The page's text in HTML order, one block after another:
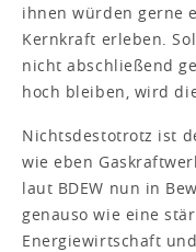
ihnen würden gerne
Kernkraft erleben.
nicht abschließend
hoch bleiben, wird
Nichtsdestotrotz ist
wie eben
laut BDEW nun in
genauso wie eine
Energiewirtschaft